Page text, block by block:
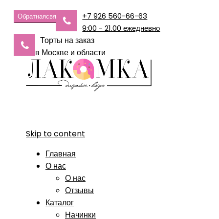
Обратнаясвязь
+7 926 560-66-63
9:00 - 21.00 ежедневно
Торты на заказ
в Москве и области
Skip to content
Главная
О нас
О нас
Отзывы
Каталог
Начинки